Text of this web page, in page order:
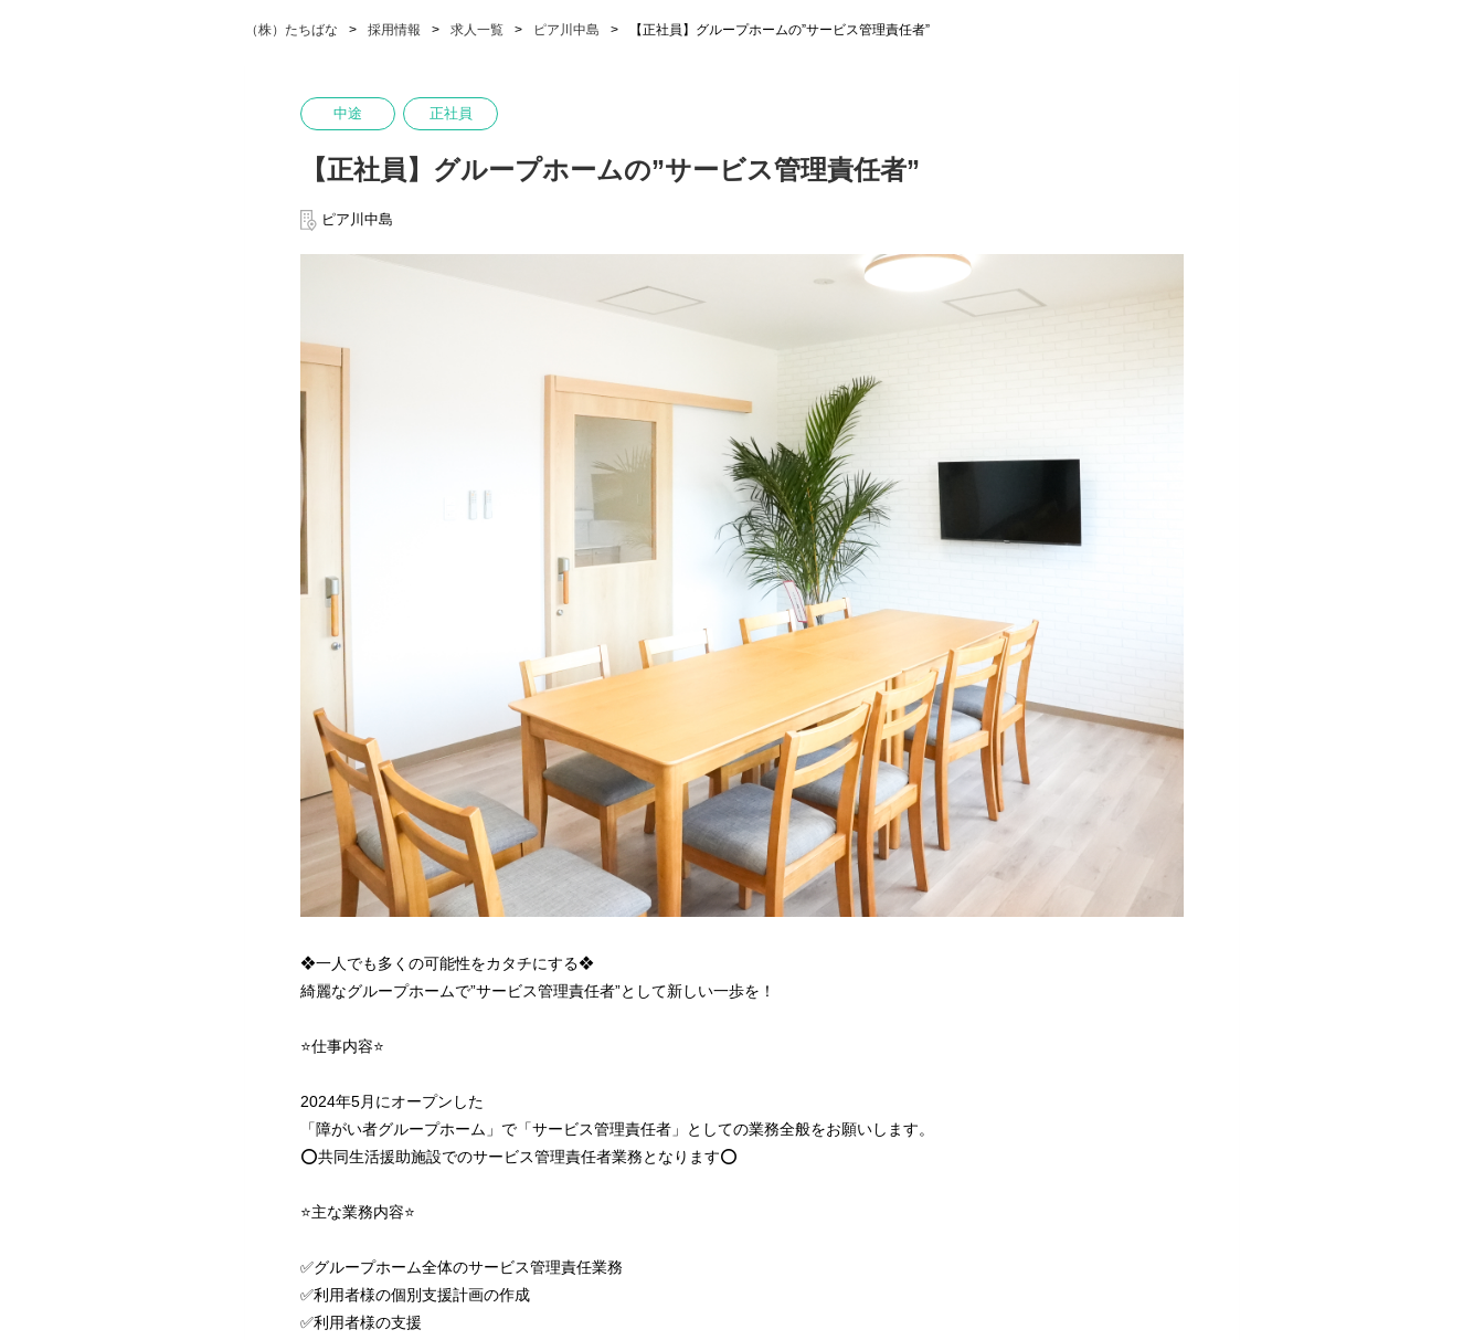
（株）たちばな 採用情報 求人一覧 ピア川中島 【正社員】グループホームの”サービス管理責任者”
中途 正社員
【正社員】グループホームの”サービス管理責任者”
ピア川中島
❖一人でも多くの可能性をカタチにする❖
綺麗なグループホームで”サービス管理責任者”として新しい一歩を！
⭐仕事内容⭐
2024年5月にオープンした
「障がい者グループホーム」で「サービス管理責任者」としての業務全般をお願いします。
⭕共同生活援助施設でのサービス管理責任者業務となります⭕
⭐主な業務内容⭐
✅グループホーム全体のサービス管理責任業務
✅利用者様の個別支援計画の作成
✅利用者様の支援